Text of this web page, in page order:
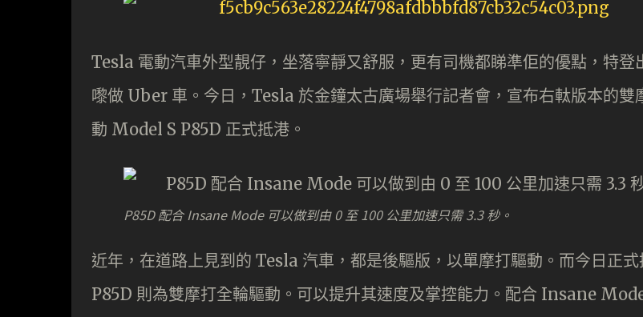
Tesla 電動汽車外型靚仔，坐落寧靜又舒服，更有司機都睇準佢的優點，特登
嚟做 Uber 車。今日，Tesla 於金鐘太古廣場舉行記者會，宣布右軚版本的雙
動 Model S P85D 正式抵港。
P85D 配合 Insane Mode 可以做到由 0 至 100 公里加速只需 3.3 秒。
近年，在道路上見到的 Tesla 汽車，都是後驅版，以單摩打驅動。而今日正式
P85D 則為雙摩打全輪驅動。可以提升其速度及掌控能力。配合 Insane